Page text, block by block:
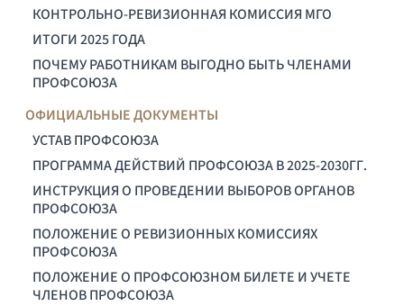
КОНТРОЛЬНО-РЕВИЗИОННАЯ КОМИССИЯ МГО
ИТОГИ 2025 ГОДА
ПОЧЕМУ РАБОТНИКАМ ВЫГОДНО БЫТЬ ЧЛЕНАМИ
ПРОФСОЮЗА
ОФИЦИАЛЬНЫЕ ДОКУМЕНТЫ
УСТАВ ПРОФСОЮЗА
ПРОГРАММА ДЕЙСТВИЙ ПРОФСОЮЗА В 2025-2030ГГ.
ИНСТРУКЦИЯ О ПРОВЕДЕНИИ ВЫБОРОВ ОРГАНОВ
ПРОФСОЮЗА
ПОЛОЖЕНИЕ О РЕВИЗИОННЫХ КОМИССИЯХ
ПРОФСОЮЗА
ПОЛОЖЕНИЕ О ПРОФСОЮЗНОМ БИЛЕТЕ И УЧЕТЕ
ЧЛЕНОВ ПРОФСОЮЗА